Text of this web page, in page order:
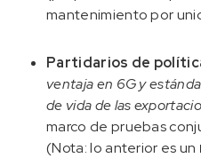
mantenimiento por
Partidarios de
ventaja en 6G y
de vida de las
marco de pruebas
(Nota: lo anterior es un